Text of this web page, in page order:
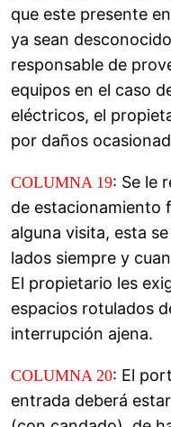
que este presente
ya sean
responsable de
equipos en el caso
eléctricos, el
por daños
COLUMNA 19: Se le
de estacionamiento
alguna visita, esta
lados siempre y
El propietario les
espacios rotulados
interrupción ajena.
COLUMNA 20: El
entrada deberá